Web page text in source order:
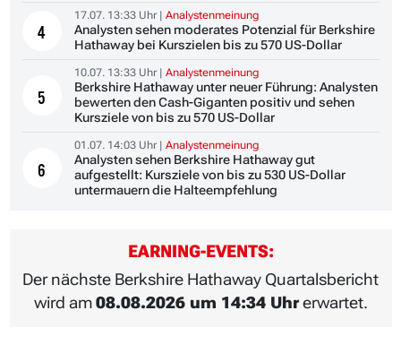
4
17.07. 13:33 Uhr |Analystenmeinung
Analysten sehen moderates Potenzial für Berkshire
Hathaway bei Kurszielen bis zu 570 US-Dollar
5
10.07. 13:33 Uhr |Analystenmeinung
Berkshire Hathaway unter neuer Führung: Analysten
bewerten den Cash-Giganten positiv und sehen
Kursziele von bis zu 570 US-Dollar
6
01.07. 14:03 Uhr |Analystenmeinung
Analysten sehen Berkshire Hathaway gut
aufgestellt: Kursziele von bis zu 530 US-Dollar
untermauern die Halteempfehlung
EARNING-EVENTS:
Der nächste Berkshire Hathaway Quartalsbericht
wird am 08.08.2026 um 14:34 Uhrerwartet.